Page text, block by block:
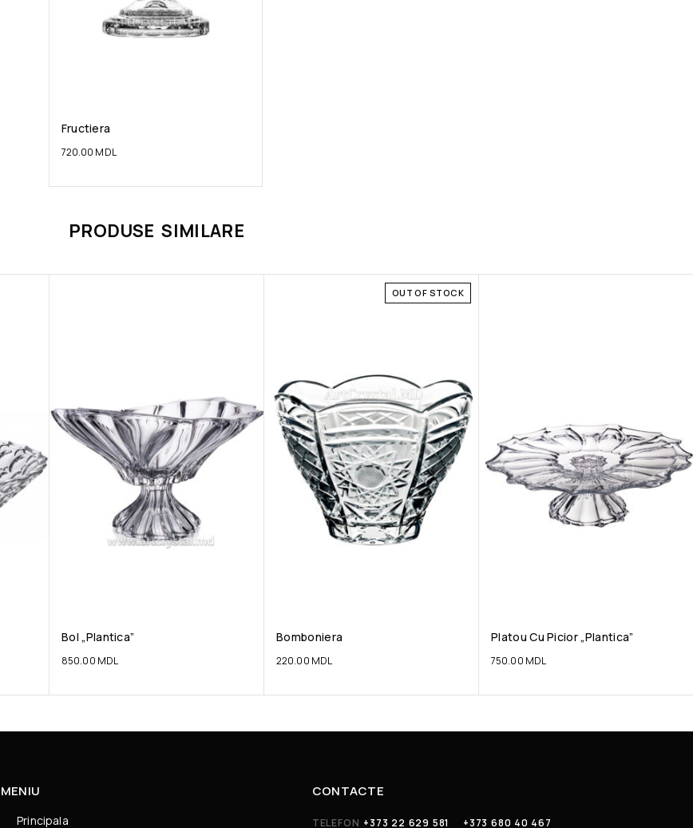
Fructiera
720.00 MDL
PRODUSE SIMILARE
Bol „Plantica”
850.00 MDL
OUT OF STOCK
Bomboniera
220.00 MDL
Platou Cu Picior „Plantica”
750.00 MDL
MENIU
Principala
CONTACTE
TELEFON +373 22 629 581 +373 680 40 467